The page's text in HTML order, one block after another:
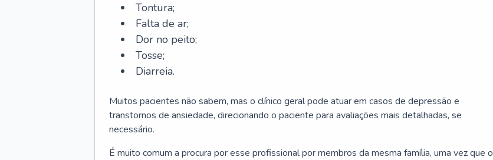
Tontura;
Falta de ar;
Dor no peito;
Tosse;
Diarreia.
Muitos pacientes não sabem, mas o clínico geral pode atuar em casos de depressão e
transtornos de ansiedade, direcionando o paciente para avaliações mais detalhadas, se
necessário.
É muito comum a procura por esse profissional por membros da mesma família, uma vez que o